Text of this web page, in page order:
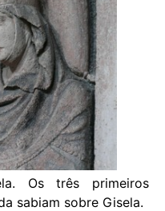
Os três primeiros
sabiam sobre Gisela.